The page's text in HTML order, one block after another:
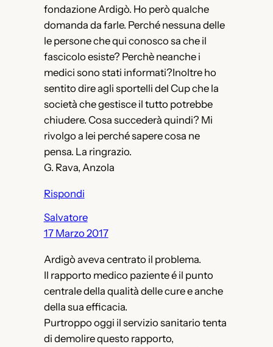
fondazione Ardigò. Ho però qualche
domanda da farle. Perché nessuna delle
le persone che qui conosco sa che il
fascicolo esiste? Perchè neanche i
medici sono stati informati?Inoltre ho
sentito dire agli sportelli del Cup che la
società che gestisce il tutto potrebbe
chiudere. Cosa succederà quindi? Mi
rivolgo a lei perché sapere cosa ne
pensa. La ringrazio.
G. Rava, Anzola
Rispondi
Salvatore
17 Marzo 2017
Ardigò aveva centrato il problema.
Il rapporto medico paziente é il punto
centrale della qualità delle cure e anche
della sua efficacia.
Purtroppo oggi il servizio sanitario tenta
di demolire questo rapporto,